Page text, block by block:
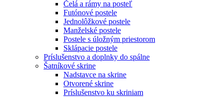
Čelá a rámy na posteľ
Futónové postele
Jednolôžkové postele
Manželské postele
Postele s úložným priestorom
Sklápacie postele
Príslušenstvo a doplnky do spálne
Šatníkové skrine
Nadstavce na skrine
Otvorené skrine
Príslušenstvo ku skriniam